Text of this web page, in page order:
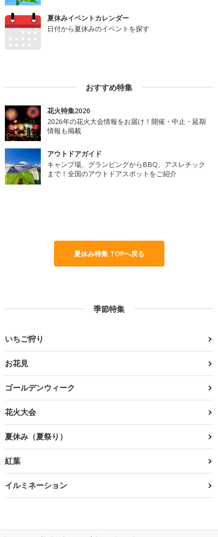
夏休みイベントカレンダー
日付から夏休みのイベントを探す
おすすめ特集
花火特集2026
2026年の花火大会情報をお届け！開催・中止・延期
情報も掲載
アウトドアガイド
キャンプ場、グランピングからBBQ、アスレチック
まで！全国のアウトドアスポットをご紹介
夏休み特集 TOPへ戻る
季節特集
いちご狩り
お花見
ゴールデンウィーク
花火大会
夏休み（夏祭り）
紅葉
イルミネーション